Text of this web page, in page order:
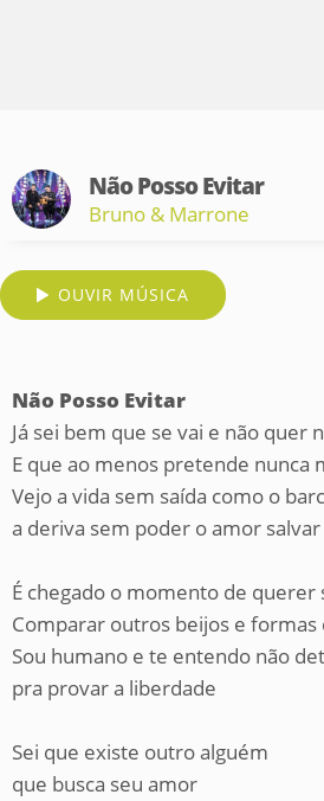
Não Posso Evitar
Bruno & Marrone
OUVIR MÚSICA
Não Posso Evitar
Já sei bem que se vai e não quer
E que ao menos pretende nunca
Vejo a vida sem saída como o
a deriva sem poder o amor salvar
É chegado o momento de querer
Comparar outros beijos e formas
Sou humano e te entendo não
pra provar a liberdade
Sei que existe outro alguém
que busca seu amor